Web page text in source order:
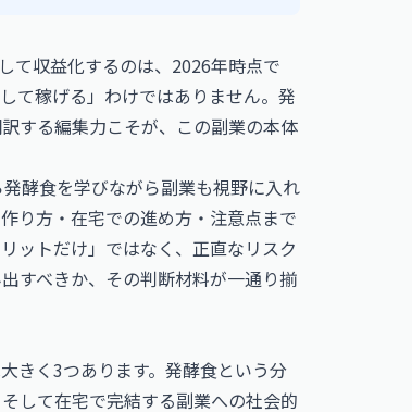
て収益化するのは、2026年時点で
て稼げる」わけではありません。発
する編集力こそが、この副業の本体
酵食を学びながら副業も視野に入れ
り方・在宅での進め方・注意点まで
ットだけ」ではなく、正直なリスク
すべきか、その判断材料が一通り揃
きく3つあります。発酵食という分
して在宅で完結する副業への社会的